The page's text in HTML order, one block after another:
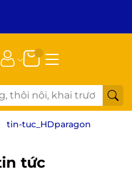
tin-tuc_HDparagon
tức